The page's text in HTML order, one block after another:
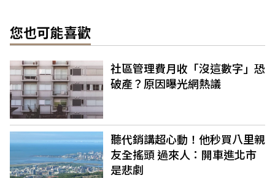
您也可能喜歡
社區管理費月收「沒這數字」恐
破產？原因曝光網熱議
聽代銷講超心動！他秒買八里親
友全搖頭 過來人：開車進北市
是悲劇